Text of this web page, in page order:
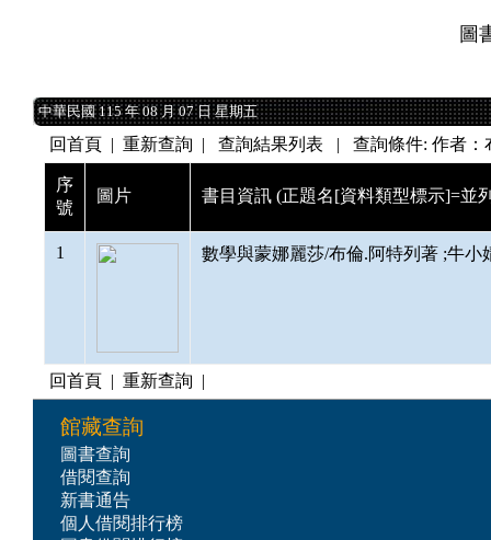
圖
中華民國 115 年 08 月 07 日 星期五
中華民國 115 年 08 月 07 日 星期五
回首頁 | 重新查詢 | 查詢結果列表 | 查詢條件: 作者：
序
號
圖片 書目資訊 (正題名[資料類型標示]=並
1 數學與蒙娜麗莎/布倫.阿特列著 ;牛小
回首頁 | 重新查詢 |
館藏查詢
圖書查詢
借閱查詢
新書通告
個人借閱排行榜